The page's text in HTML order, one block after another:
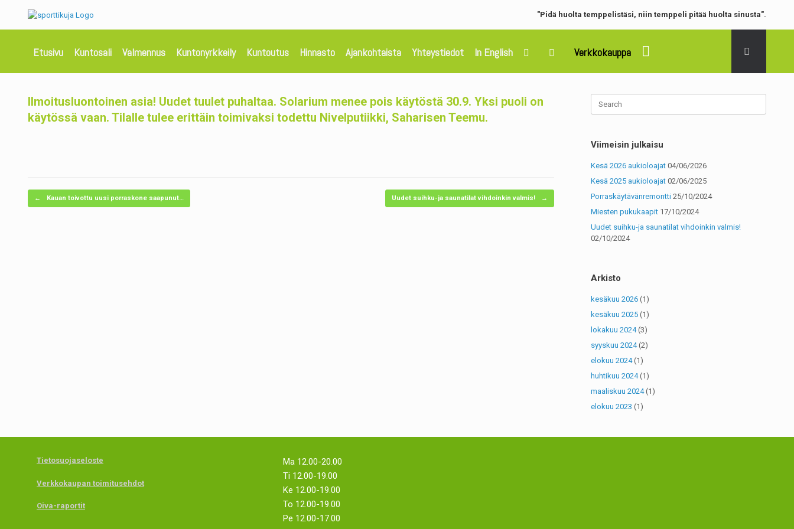
"Pidä huolta temppelistäsi, niin temppeli pitää huolta sinusta".
Etusivu Kuntosali Valmennus Kuntonyrkkeily Kuntoutus Hinnasto Ajankohtaista Yhteystiedot In English Verkkokauppa
Ilmoitusluontoinen asia! Uudet tuulet puhaltaa. Solarium menee pois käytöstä 30.9. Yksi puoli on
käytössä vaan. Tilalle tulee erittäin toimivaksi todettu Nivelputiikki, Saharisen Teemu.
Post navigation
← Kauan toivottu uusi porraskone saapunut… Uudet suihku-ja saunatilat vihdoinkin valmis! →
Viimeisin julkaisu
Kesä 2026 aukioloajat 04/06/2026
Kesä 2025 aukioloajat 02/06/2025
Porraskäytävänremontti 25/10/2024
Miesten pukukaapit 17/10/2024
Uudet suihku-ja saunatilat vihdoinkin valmis!
02/10/2024
Arkisto
kesäkuu 2026(1)
kesäkuu 2025(1)
lokakuu 2024(3)
syyskuu 2024(2)
elokuu 2024(1)
huhtikuu 2024(1)
maaliskuu 2024(1)
elokuu 2023 (1)
Tietosuojaseloste
Verkkokaupan toimitusehdot
Oiva-raportit
Ma 12.00-20.00
Ti 12.00-19.00
Ke 12.00-19.00
To 12.00-19.00
Pe 12.00-17.00